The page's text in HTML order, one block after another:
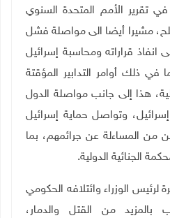
تقرير الأمم المتحدة السنوي
مشيرا أيضا الى مواصلة فشل
قراراته ومحاسبة إسرائيل
في ذلك أوامر التدابير المؤقتة
هذا إلى جانب مواصلة الدول
وتواصل حماية إسرائيل
من المساءلة عن جرائمهم، بما
الجنائية الدولية.
لرئيس الوزراء وائتلافه الحكومي
بالمزيد من القتل والدمار،